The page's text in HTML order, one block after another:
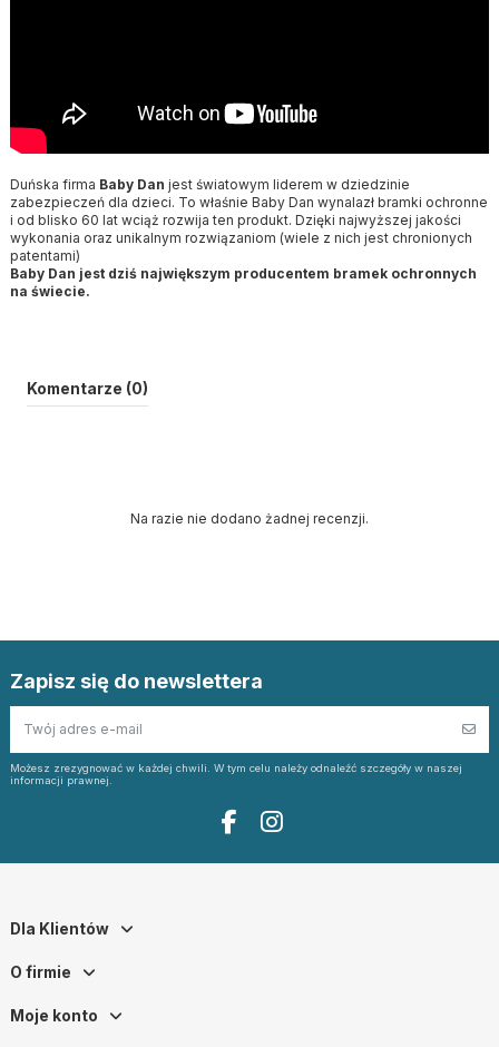
Duńska firma Baby Dan jest światowym liderem w dziedzinie
zabezpieczeń dla dzieci. To właśnie Baby Dan wynalazł bramki ochronne
i od blisko 60 lat wciąż rozwija ten produkt. Dzięki najwyższej jakości
wykonania oraz unikalnym rozwiązaniom (wiele z nich jest chronionych
patentami)
Baby Dan jest dziś największym producentem bramek ochronnych
na świecie.
Komentarze (0)
Na razie nie dodano żadnej recenzji.
Zapisz się do newslettera
Możesz zrezygnować w każdej chwili. W tym celu należy odnaleźć szczegóły w naszej
informacji prawnej.
Dla Klientów
O firmie
Moje konto